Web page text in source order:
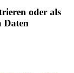
oder als
Daten